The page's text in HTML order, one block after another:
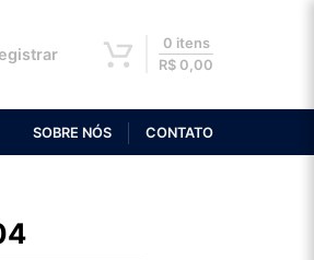
0 itens
R$ 0,00
SOBRE NÓS CONTATO